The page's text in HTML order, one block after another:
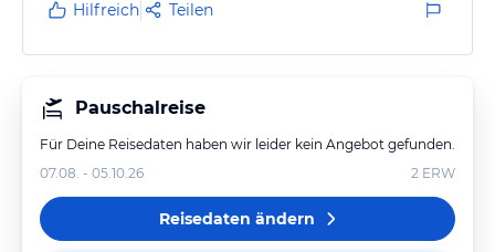
Hilfreich Teilen
Pauschalreise
Für Deine Reisedaten haben wir leider kein Angebot gefunden.
07.08. - 05.10.26
2 ERW
Reisedaten ändern